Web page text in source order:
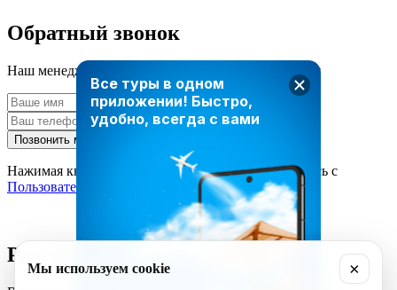
Все туры в одном
приложении! Быстро,
удобно, всегда с вами
Обратный звонок
Наш менеджер свяжется с вами в ближайшее время
Позвонить мне
Нажимая кнопку «Позвонить мне», вы соглашаетесь с
Пользовательским соглашением
Рассчитать стоимость тура
Мы используем cookie ×